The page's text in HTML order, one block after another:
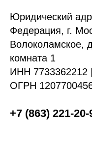
Юридический
Федерация, г.
Волоколамское,
комната 1
ИНН 7733362212
ОГРН
+7 (863) 221-20-